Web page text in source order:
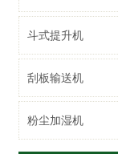
斗式提升机
刮板输送机
粉尘加湿机